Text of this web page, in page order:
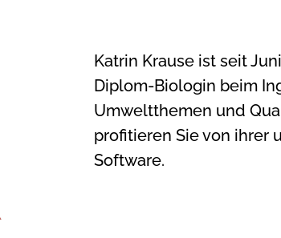
Katrin Krause ist seit
Diplom-Biologin beim
Umweltthemen und
profitieren Sie von ihrer
Software.